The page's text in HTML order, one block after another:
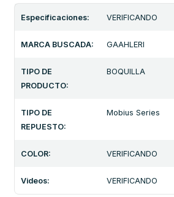
Especificaciones: VERIFICANDO
MARCA BUSCADA: GAAHLERI
TIPO DE
PRODUCTO:
BOQUILLA
TIPO DE
REPUESTO:
Mobius Series
COLOR: VERIFICANDO
Videos: VERIFICANDO